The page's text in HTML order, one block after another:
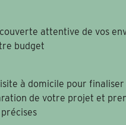
attentive de vos
budget
à domicile pour finaliser
de votre projet et